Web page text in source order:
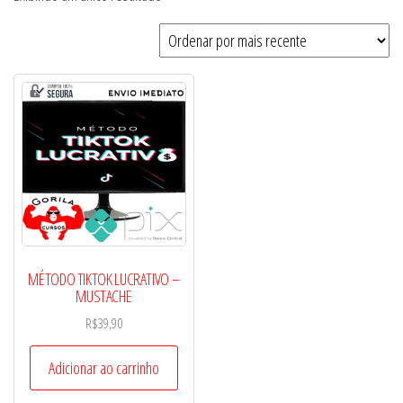
MÉTODO TIKTOK LUCRATIVO –
MUSTACHE
R$39,90
Adicionar ao carrinho